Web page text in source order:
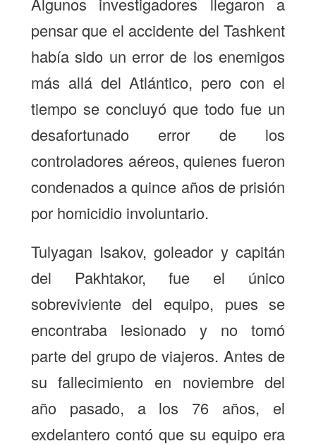
pensar que el accidente del Tashkent
había sido un error de los enemigos
más allá del Atlántico, pero con el
tiempo se concluyó que todo fue un
desafortunado error de los
controladores aéreos, quienes fueron
condenados a quince años de prisión
por homicidio involuntario.
Tulyagan Isakov, goleador y capitán
del Pakhtakor, fue el único
sobreviviente del equipo, pues se
encontraba lesionado y no tomó
parte del grupo de viajeros. Antes de
su fallecimiento en noviembre del
año pasado, a los 76 años, el
exdelantero contó que su equipo era